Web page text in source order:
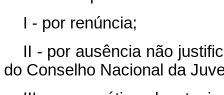
I - por renúncia;
II - por ausência não
do Conselho Nacional da